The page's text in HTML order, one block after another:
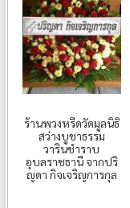
ร้านพวงหรีดวัดมูลนิธิ
สว่างบูชาธรรม
วารินชำราบ
อุบลราชธานี จากปริ
ญดา กิจเจริญการกุล